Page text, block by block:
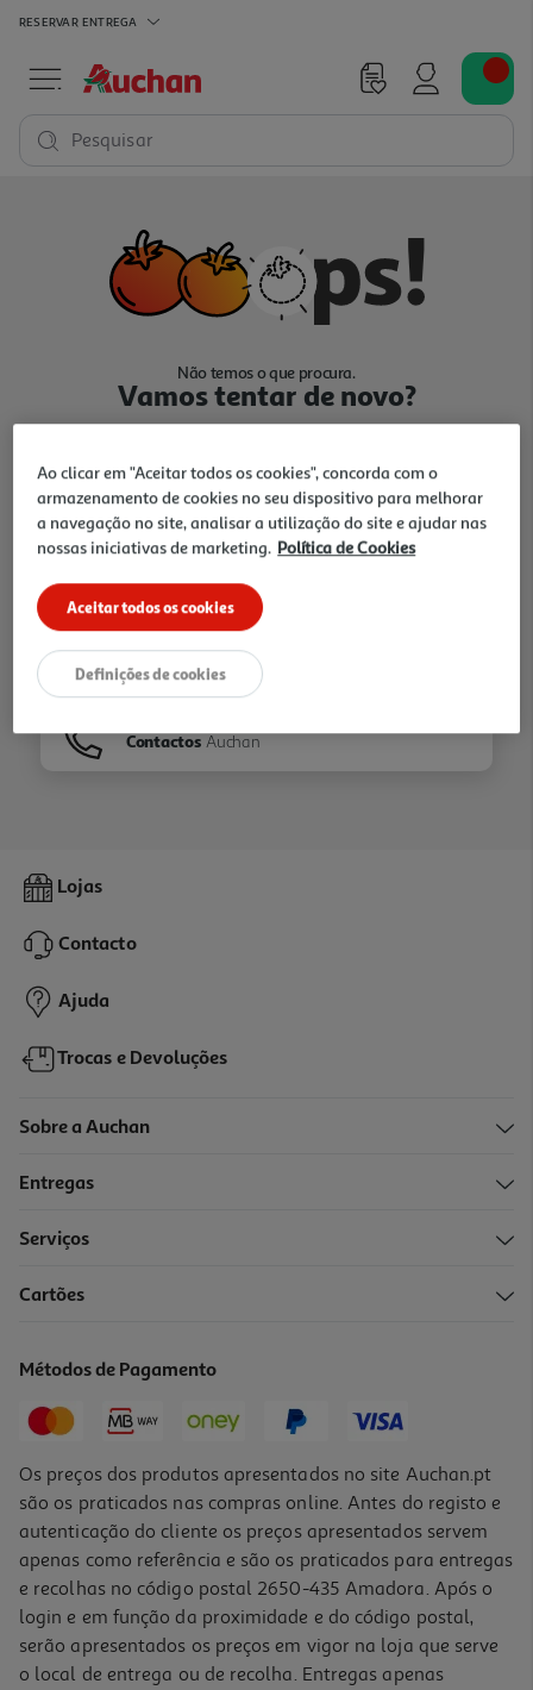
RESERVAR ENTREGA
Pesquisar
Não temos o que procura.
Vamos tentar de novo?
Ir para Homepage
Folhetos
Contactos Auchan
Lojas
Contacto
Ajuda
Trocas e Devoluções
Sobre a Auchan
Entregas
Serviços
Cartões
Métodos de Pagamento
Os preços dos produtos apresentados no site Auchan.pt
são os praticados nas compras online. Antes do registo e
autenticação do cliente os preços apresentados servem
apenas como referência e são os praticados para entregas
e recolhas no código postal 2650-435 Amadora. Após o
login e em função da proximidade e do código postal,
serão apresentados os preços em vigor na loja que serve
o local de entrega ou de recolha. Entregas apenas
Ao clicar em "Aceitar todos os cookies", concorda com o
armazenamento de cookies no seu dispositivo para melhorar
a navegação no site, analisar a utilização do site e ajudar nas
nossas iniciativas de marketing. Política de Cookies
Aceitar todos os cookies
Definições de cookies